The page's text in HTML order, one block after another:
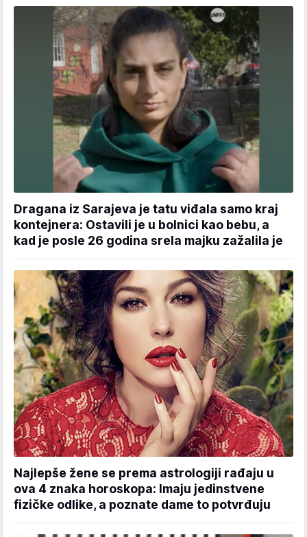
Dragana iz Sarajeva je tatu viđala samo kraj
kontejnera: Ostavili je u bolnici kao bebu, a
kad je posle 26 godina srela majku zažalila je
Najlepše žene se prema astrologiji rađaju u
ova 4 znaka horoskopa: Imaju jedinstvene
fizičke odlike, a poznate dame to potvrđuju